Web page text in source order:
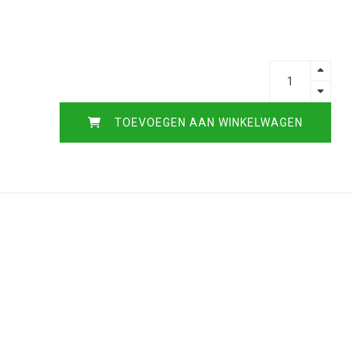
TOEVOEGEN AAN WINKELWAGEN